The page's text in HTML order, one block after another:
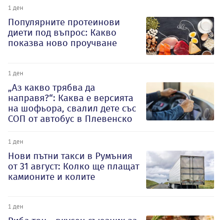
1 ден
Популярните протеинови
диети под въпрос: Какво
показва ново проучване
1 ден
„Аз какво трябва да
направя?“: Каква е версията
на шофьора, свалил дете със
СОП от автобус в Плевенско
1 ден
Нови пътни такси в Румъния
от 31 август: Колко ще плащат
камионите и колите
1 ден